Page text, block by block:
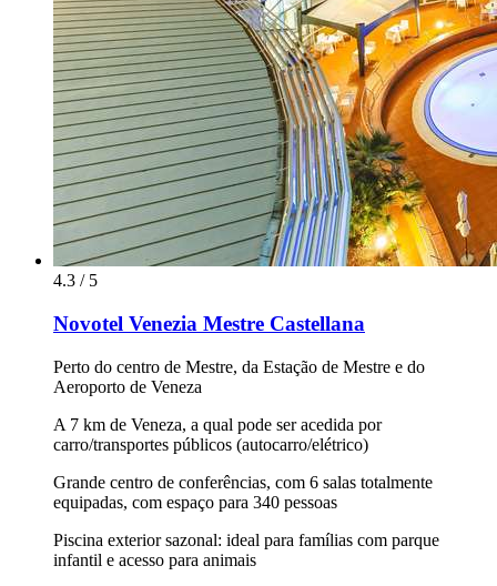
4.3 / 5
Novotel Venezia Mestre Castellana
Perto do centro de Mestre, da Estação de Mestre e do
Aeroporto de Veneza
A 7 km de Veneza, a qual pode ser acedida por
carro/transportes públicos (autocarro/elétrico)
Grande centro de conferências, com 6 salas totalmente
equipadas, com espaço para 340 pessoas
Piscina exterior sazonal: ideal para famílias com parque
infantil e acesso para animais